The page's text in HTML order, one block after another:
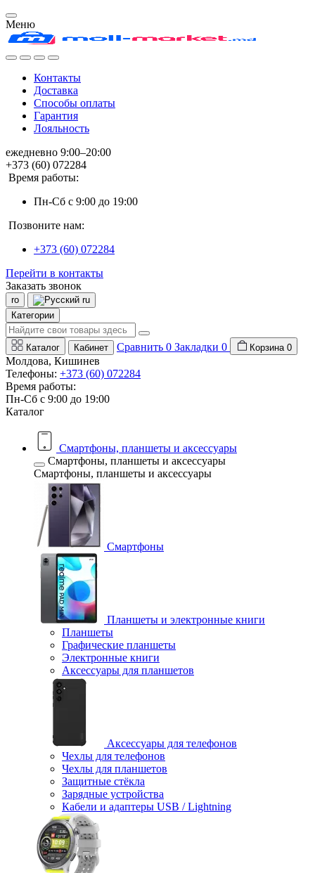
Меню
Контакты
Доставка
Способы оплаты
Гарантия
Лояльность
ежедневно 9:00–20:00
+373 (60) 072284
Время работы:
Пн-Сб с 9:00 до 19:00
Позвоните нам:
+373 (60) 072284
Перейти в контакты
Заказать звонок
ro
ru
Категории
Каталог Кабинет Сравнить 0 Закладки 0 Корзина 0
Молдова, Кишинев
Телефоны: +373 (60) 072284
Время работы:
Пн-Сб с 9:00 до 19:00
Каталог
Смартфоны, планшеты и аксессуары
Смартфоны, планшеты и аксессуары
Смартфоны, планшеты и аксессуары
Смартфоны
Планшеты и электронные книги
Планшеты
Графические планшеты
Электронные книги
Аксессуары для планшетов
Аксессуары для телефонов
Чехлы для телефонов
Чехлы для планшетов
Защитные стёкла
Зарядные устройства
Кабели и адаптеры USB / Lightning